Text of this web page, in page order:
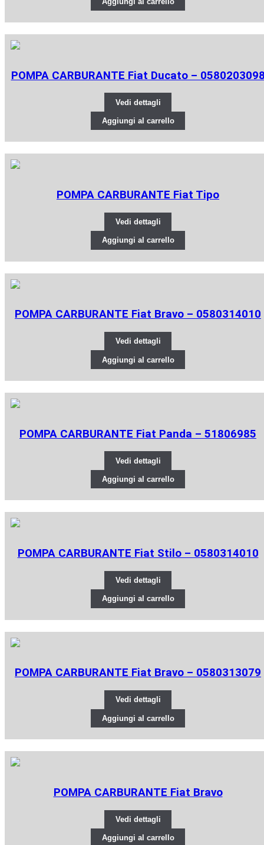
POMPA CARBURANTE Fiat Ducato –
Vedi dettagli
Aggiungi al carrello
POMPA CARBURANTE Fiat Tipo
Vedi dettagli
Aggiungi al carrello
POMPA CARBURANTE Fiat Bravo – 0580314010
Vedi dettagli
Aggiungi al carrello
POMPA CARBURANTE Fiat Panda – 51806985
Vedi dettagli
Aggiungi al carrello
POMPA CARBURANTE Fiat Stilo – 0580314010
Vedi dettagli
Aggiungi al carrello
POMPA CARBURANTE Fiat Bravo – 0580313079
Vedi dettagli
Aggiungi al carrello
POMPA CARBURANTE Fiat Bravo
Vedi dettagli
Aggiungi al carrello